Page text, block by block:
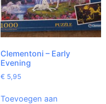
Clementoni – Early
Evening
€ 5,95
Toevoegen aan